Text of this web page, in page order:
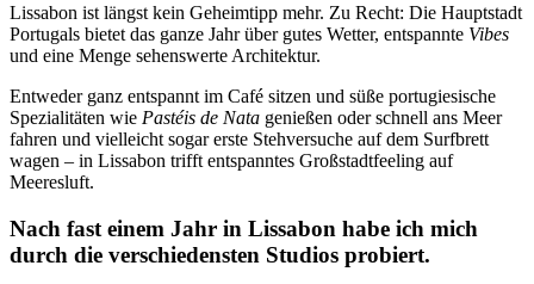
Lissabon ist längst kein Geheimtipp mehr. Zu Recht: Die Hauptstadt
Portugals bietet das ganze Jahr über gutes Wetter, entspannte Vibes
und eine Menge sehenswerte Architektur.
Entweder ganz entspannt im Café sitzen und süße portugiesische
Spezialitäten wie Pastéis de Nata genießen oder schnell ans Meer
fahren und vielleicht sogar erste Stehversuche auf dem Surfbrett
wagen – in Lissabon trifft entspanntes Großstadtfeeling auf
Meeresluft.
Nach fast einem Jahr in Lissabon habe ich mich
durch die verschiedensten Studios probiert.